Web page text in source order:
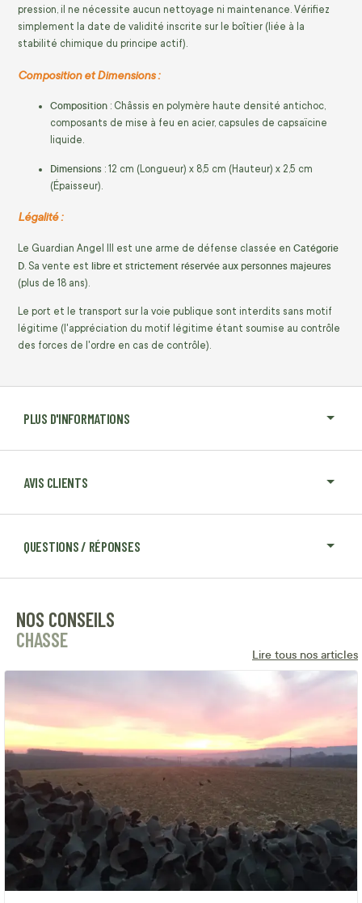
PLUS D'INFORMATIONS
AVIS CLIENTS
QUESTIONS / RÉPONSES
pression, il ne nécessite aucun nettoyage ni maintenance. Vérifiez
simplement la date de validité inscrite sur le boîtier (liée à la
stabilité chimique du principe actif).
Composition et Dimensions :
Composition : Châssis en polymère haute densité antichoc,
composants de mise à feu en acier, capsules de capsaïcine
liquide.
Dimensions : 12 cm (Longueur) x 8,5 cm (Hauteur) x 2,5 cm
(Épaisseur).
Légalité :
Le Guardian Angel III est une arme de défense classée en Catégorie
D . Sa vente est libre et strictement réservée aux personnes majeures
(plus de 18 ans).
Le port et le transport sur la voie publique sont interdits sans motif
légitime (l'appréciation du motif légitime étant soumise au contrôle
des forces de l'ordre en cas de contrôle).
NOS CONSEILS
CHASSE
Lire tous nos articles